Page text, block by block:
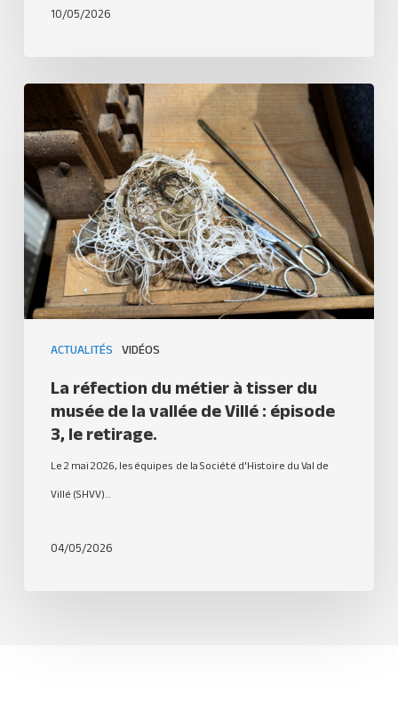
10/05/2026
ACTUALITÉS VIDÉOS
La réfection du métier à tisser du
musée de la vallée de Villé : épisode
3, le retirage.
Le 2 mai 2026, les équipes de la Société d'Histoire du Val de
Villé (SHVV)…
04/05/2026